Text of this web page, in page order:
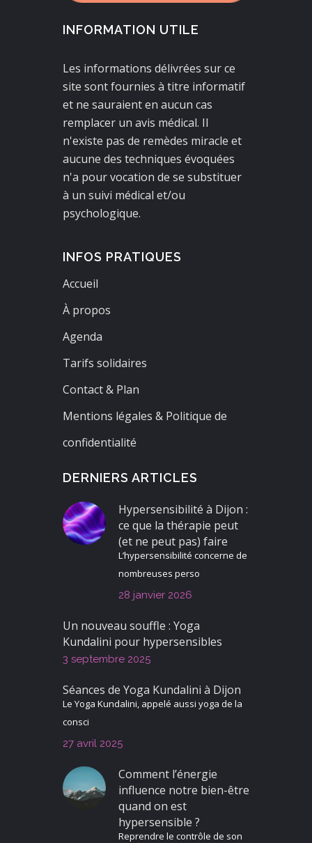
INFORMATION UTILE
Les informations délivrées sur ce
site sont fournies à titre informatif
et ne sauraient en aucun cas
remplacer un avis médical. Il
n'existe pas de remèdes miracle et
aucune des techniques évoquées
n'a pour vocation de se substituer
à un suivi médical et/ou
psychologique.
INFOS PRATIQUES
Accueil
À propos
Agenda
Tarifs solidaires
Contact & Plan
Mentions légales & Politique de
confidentialité
DERNIERS ARTICLES
Hypersensibilité à Dijon :
ce que la thérapie peut
(et ne peut pas) faire
L’hypersensibilité concerne de
nombreuses perso
28 janvier 2026
Un nouveau souffle : Yoga
Kundalini pour hypersensibles
3 septembre 2025
Séances de Yoga Kundalini à Dijon
Le Yoga Kundalini, appelé aussi yoga de la
consci
27 avril 2025
Comment l’énergie
influence notre bien-être
quand on est
hypersensible ?
Reprendre le contrôle de son